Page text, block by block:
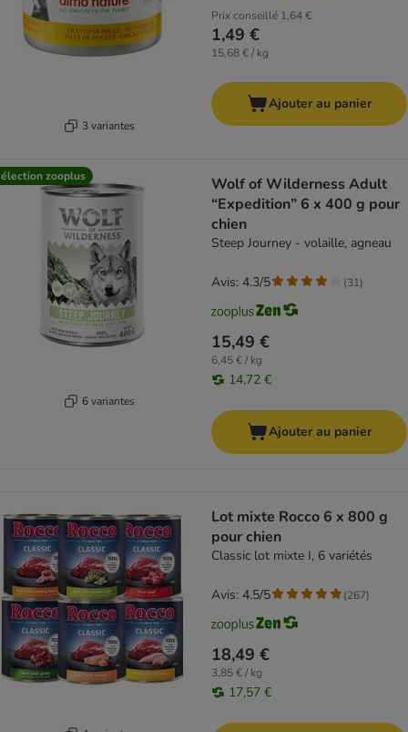
3 variantes
Prix conseillé 1,64 €
1,49 €
15,68 € / kg
Ajouter au panier
zooplus
6 variantes
Wolf of Wilderness Adult
“Expedition” 6 x 400 g pour
chien
Steep Journey - volaille, agneau
15,49 €
6,45 € / kg
14,72 €
Avis: 4.3/5 (31)
Ajouter au panier
Lot mixte Rocco 6 x 800 g
pour chien
Classic lot mixte I, 6 variétés
18,49 €
3,85 € / kg
17,57 €
Avis: 4.5/5 (267)